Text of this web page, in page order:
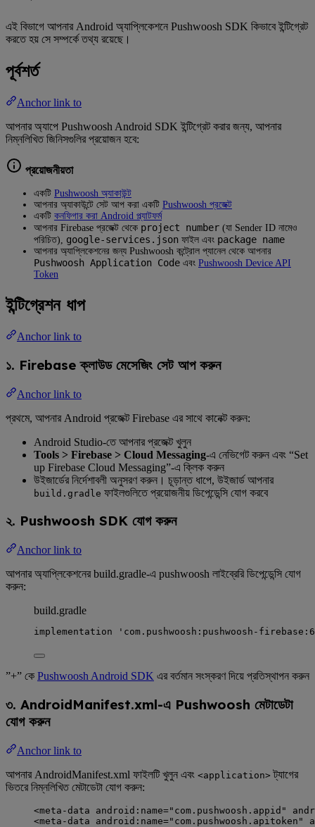
এই বিভাগে আপনার Android অ্যাপ্লিকেশনে Pushwoosh SDK কিভাবে ইন্টিগ্রেট
করতে হয় সে সম্পর্কে তথ্য রয়েছে।
পূর্বশর্ত
Anchor link to
আপনার অ্যাপে Pushwoosh Android SDK ইন্টিগ্রেট করার জন্য, আপনার
নিম্নলিখিত জিনিসগুলির প্রয়োজন হবে:
প্রয়োজনীয়তা
একটি Pushwoosh অ্যাকাউন্ট
আপনার অ্যাকাউন্টে সেট আপ করা একটি Pushwoosh প্রজেক্ট
একটি কনফিগার করা Android প্ল্যাটফর্ম
আপনার Firebase প্রজেক্ট থেকে project number (যা Sender ID নামেও
পরিচিত), google-services.json ফাইল এবং package name
আপনার অ্যাপ্লিকেশনের জন্য Pushwoosh কন্ট্রোল প্যানেল থেকে আপনার
Pushwoosh Application Code এবং Pushwoosh Device API
Token
ইন্টিগ্রেশন ধাপ
Anchor link to
১. Firebase ক্লাউড মেসেজিং সেট আপ করুন
Anchor link to
প্রথমে, আপনার Android প্রজেক্ট Firebase এর সাথে কানেক্ট করুন:
Android Studio-তে আপনার প্রজেক্ট খুলুন
Tools > Firebase > Cloud Messaging-এ নেভিগেট করুন এবং “Set
up Firebase Cloud Messaging”-এ ক্লিক করুন
উইজার্ডের নির্দেশাবলী অনুসরণ করুন। চূড়ান্ত ধাপে, উইজার্ড আপনার
build.gradle ফাইলগুলিতে প্রয়োজনীয় ডিপেন্ডেন্সি যোগ করবে
২. Pushwoosh SDK যোগ করুন
Anchor link to
আপনার অ্যাপ্লিকেশনের build.gradle-এ pushwoosh লাইব্রেরি ডিপেন্ডেন্সি যোগ
করুন:
build.gradle
implementation ' com.pushwoosh:pushwoosh-
”+” কে Pushwoosh Android SDK এর বর্তমান সংস্করণ দিয়ে প্রতিস্থাপন করুন
৩. AndroidManifest.xml-এ Pushwoosh মেটাডেটা
যোগ করুন
Anchor link to
আপনার AndroidManifest.xml ফাইলটি খুলুন এবং <application> ট্যাগের
ভিতরে নিম্নলিখিত মেটাডেটা যোগ করুন:
<meta-data android:name=" com.pushwoosh.appid "
<meta-data android:name=" com.pushwoosh.apitoken "